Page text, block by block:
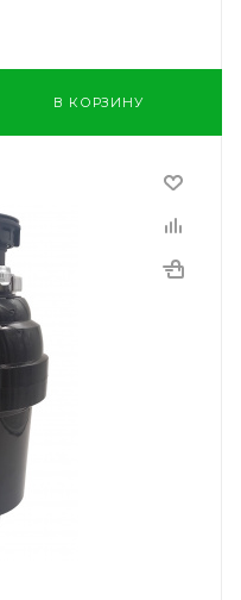
В КОРЗИНУ